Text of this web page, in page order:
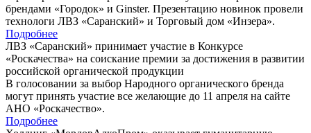
брендами «Городок» и Ginster. Презентацию новинок провели
технологи ЛВЗ «Саранский» и Торговый дом «Инзера».
Подробнее
ЛВЗ «Саранский» принимает участие в Конкурсе
«Роскачества» на соискание премии за достижения в развитии
российской органической продукции
В голосовании за выбор Народного органического бренда
могут принять участие все желающие до 11 апреля на сайте
АНО «Роскачество».
Подробнее